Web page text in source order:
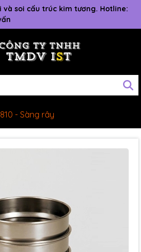
và soi cấu trúc kim tương. Hotline:
- Sàng rây